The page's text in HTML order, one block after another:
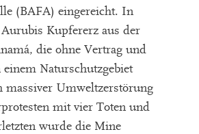
(BAFA) eingereicht. In
Aurubis Kupfererz aus der
die ohne Vertrag und
Naturschutzgebiet
massiver Umweltzerstörung
mit vier Toten und
wurde die Mine